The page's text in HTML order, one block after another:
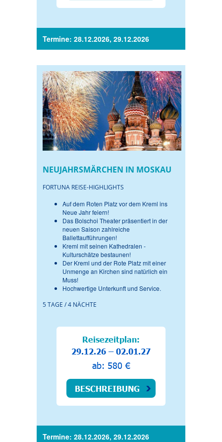
Termine: 28.12.2026, 29.12.2026
NEUJAHRSMÄRCHEN IN MOSKAU
FORTUNA REISE-HIGHLIGHTS
Auf dem Roten Platz vor dem Kreml ins
Neue Jahr feiern!
Das Bolschoi Theater präsentiert in der
neuen Saison zahlreiche
Ballettaufführungen!
Kreml mit seinen Kathedralen -
Kulturschätze bestaunen!
Der Kreml und der Rote Platz mit einer
Unmenge an Kirchen sind natürlich ein
Muss!
Hochwertige Unterkunft und Service.
5 TAGE / 4 NÄCHTE
Reisezeitplan:
29.12.26 – 02.01.27
ab: 580 €
BESCHREIBUNG
Termine: 28.12.2026, 29.12.2026